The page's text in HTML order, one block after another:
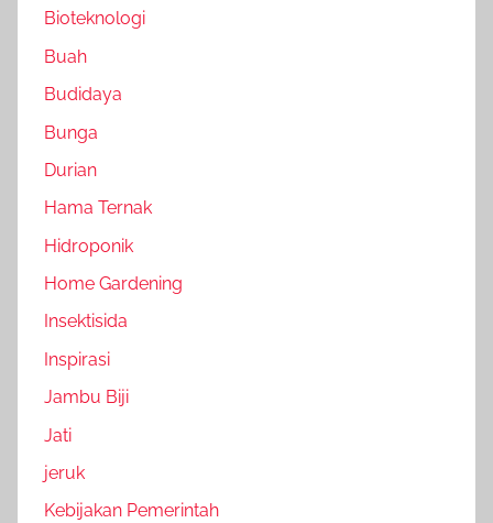
Bioteknologi
Buah
Budidaya
Bunga
Durian
Hama Ternak
Hidroponik
Home Gardening
Insektisida
Inspirasi
Jambu Biji
Jati
jeruk
Kebijakan Pemerintah